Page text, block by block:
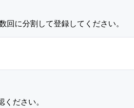
に分割して登録してください。
ださい。